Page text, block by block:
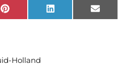
Pinterest LinkedIn
Holland